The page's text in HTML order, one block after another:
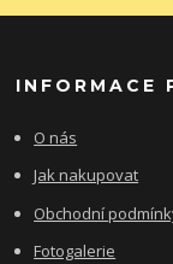
INFORMACE
O nás
Jak nakupovat
Obchodní
Fotogalerie